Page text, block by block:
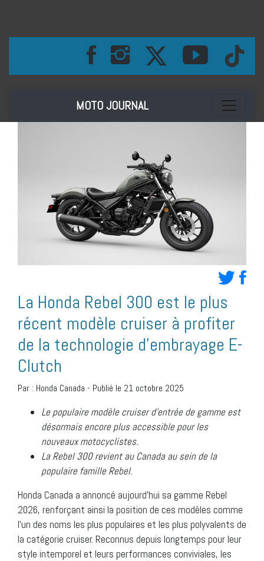
MOTO JOURNAL Toggle
La Honda Rebel 300 est le plus
récent modèle cruiser à profiter
de la technologie d’embrayage E-
Clutch
Par : Honda Canada - Publié le 21 octobre 2025
Le populaire modèle cruiser d’entrée de gamme est
désormais encore plus accessible pour les
nouveaux motocyclistes.
La Rebel 300 revient au Canada au sein de la
populaire famille Rebel.
Honda Canada a annoncé aujourd’hui sa gamme Rebel
2026, renforçant ainsi la position de ces modèles comme
l’un des noms les plus populaires et les plus polyvalents de
la catégorie cruiser. Reconnus depuis longtemps pour leur
style intemporel et leurs performances conviviales, les